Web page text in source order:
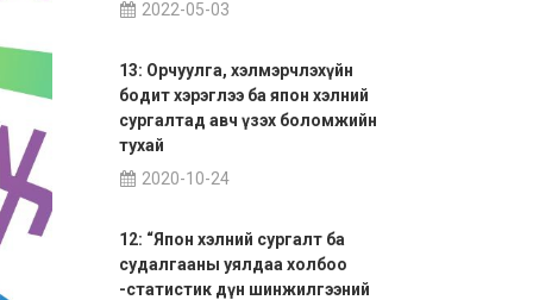
2022-05-03
13: Орчуулга, хэлмэрчлэхүйн
бодит хэрэглээ ба япон хэлний
сургалтад авч үзэх боломжийн
тухай
2020-10-24
12: “Япон хэлний сургалт ба
судалгааны уялдаа холбоо
-статистик дүн шинжилгээний